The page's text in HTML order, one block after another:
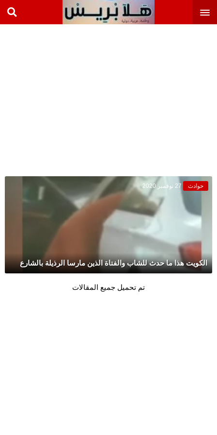
حوادث 27 نوفمبر 2020
الكويت هذا ما حدث للشاب والفتاة الذين مارسا الرذيلة بالشارع
تم تحميل جميع المقالات